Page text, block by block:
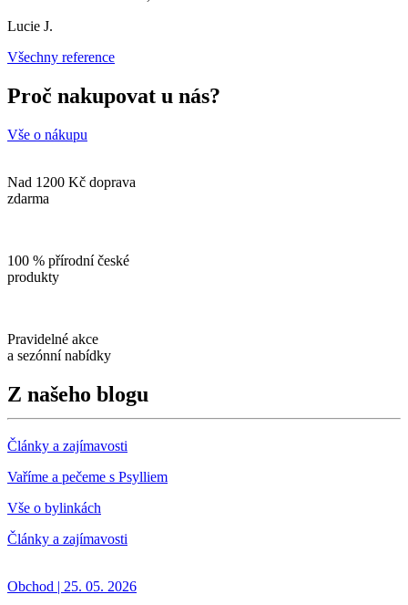
Lucie J.
Všechny reference
Proč nakupovat u nás?
Vše o nákupu
Nad 1200 Kč doprava
zdarma
100 % přírodní české
produkty
Pravidelné akce
a sezónní nabídky
Z našeho blogu
Články a zajímavosti
Vaříme a pečeme s Psylliem
Vše o bylinkách
Články a zajímavosti
Obchod | 25. 05. 2026